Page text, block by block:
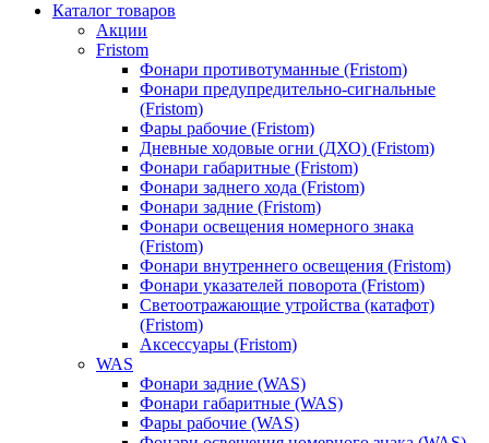
Каталог товаров
Акции
Fristom
Фонари противотуманные (Fristom)
Фонари предупредительно-сигнальные
(Fristom)
Фары рабочие (Fristom)
Дневные ходовые огни (ДХО) (Fristom)
Фонари габаритные (Fristom)
Фонари заднего хода (Fristom)
Фонари задние (Fristom)
Фонари освещения номерного знака
(Fristom)
Фонари внутреннего освещения (Fristom)
Фонари указателей поворота (Fristom)
Светоотражающие утройства (катафот)
(Fristom)
Аксессуары (Fristom)
WAS
Фонари задние (WAS)
Фонари габаритные (WAS)
Фары рабочие (WAS)